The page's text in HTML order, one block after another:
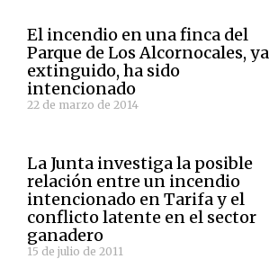
El incendio en una finca del
Parque de Los Alcornocales, ya
extinguido, ha sido
intencionado
22 de marzo de 2014
La Junta investiga la posible
relación entre un incendio
intencionado en Tarifa y el
conflicto latente en el sector
ganadero
15 de julio de 2011